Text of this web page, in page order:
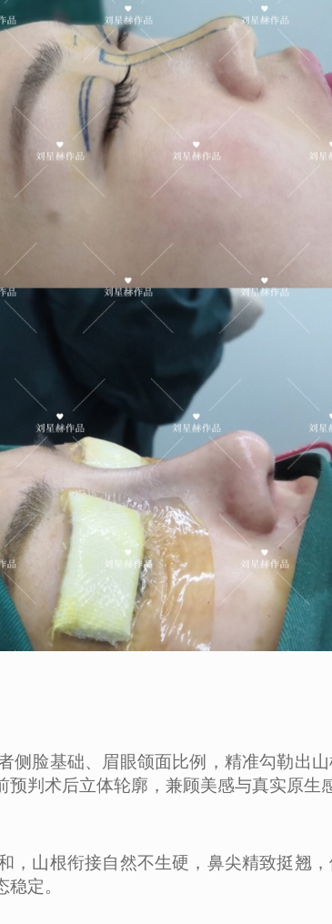
侧脸基础、眉眼颌面比例，精准勾勒出
判术后立体轮廓，兼顾美感与真实原生
，山根衔接自然不生硬，鼻尖精致挺翘
定。